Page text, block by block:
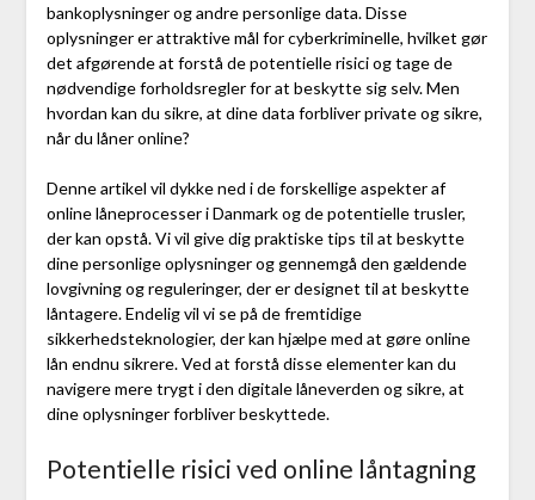
bankoplysninger og andre personlige data. Disse
oplysninger er attraktive mål for cyberkriminelle, hvilket gør
det afgørende at forstå de potentielle risici og tage de
nødvendige forholdsregler for at beskytte sig selv. Men
hvordan kan du sikre, at dine data forbliver private og sikre,
når du låner online?
Denne artikel vil dykke ned i de forskellige aspekter af
online låneprocesser i Danmark og de potentielle trusler,
der kan opstå. Vi vil give dig praktiske tips til at beskytte
dine personlige oplysninger og gennemgå den gældende
lovgivning og reguleringer, der er designet til at beskytte
låntagere. Endelig vil vi se på de fremtidige
sikkerhedsteknologier, der kan hjælpe med at gøre online
lån endnu sikrere. Ved at forstå disse elementer kan du
navigere mere trygt i den digitale låneverden og sikre, at
dine oplysninger forbliver beskyttede.
Potentielle risici ved online låntagning